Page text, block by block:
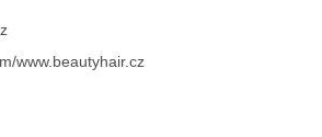
www.beautyhair.cz